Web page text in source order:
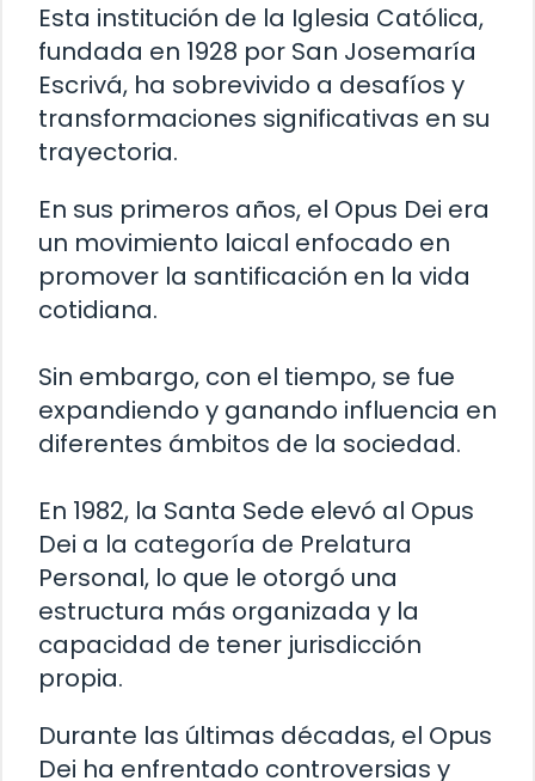
Esta institución de la Iglesia Católica,
fundada en 1928 por San Josemaría
Escrivá, ha sobrevivido a desafíos y
transformaciones significativas en su
trayectoria.
En sus primeros años, el Opus Dei era
un movimiento laical enfocado en
promover la santificación en la vida
cotidiana.
Sin embargo, con el tiempo, se fue
expandiendo y ganando influencia en
diferentes ámbitos de la sociedad.
En 1982, la Santa Sede elevó al Opus
Dei a la categoría de Prelatura
Personal, lo que le otorgó una
estructura más organizada y la
capacidad de tener jurisdicción
propia.
Durante las últimas décadas, el Opus
Dei ha enfrentado controversias y